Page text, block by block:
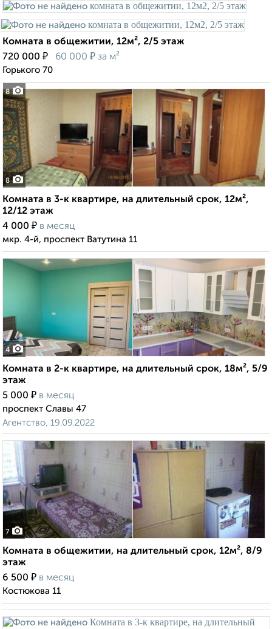
8
Комната в общежитии, 12м², 2/5 этаж
720 000 ₽ 60 000 ₽ за м²
Горького 70
8
Комната в 3-к квартире, на длительный срок, 12м²,
12/12 этаж
4 000 ₽ в месяц
мкр. 4-й, проспект Ватутина 11
4
Комната в 2-к квартире, на длительный срок, 18м², 5/9
этаж
5 000 ₽ в месяц
проспект Славы 47
Агентство, 19.09.2022
7
Комната в общежитии, на длительный срок, 12м², 8/9
этаж
6 500 ₽ в месяц
Костюкова 11